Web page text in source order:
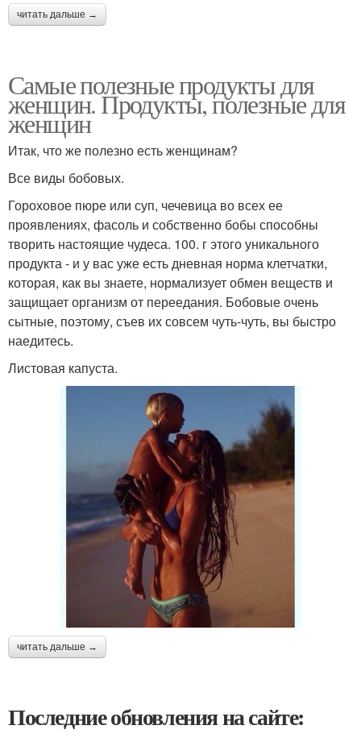
читать дальше →
Самые полезные продукты для
женщин. Продукты, полезные для
женщин
Итак, что же полезно есть женщинам?
Все виды бобовых.
Гороховое пюре или суп, чечевица во всех ее
проявлениях, фасоль и собственно бобы способны
творить настоящие чудеса. 100. г этого уникального
продукта - и у вас уже есть дневная норма клетчатки,
которая, как вы знаете, нормализует обмен веществ и
защищает организм от переедания. Бобовые очень
сытные, поэтому, съев их совсем чуть-чуть, вы быстро
наедитесь.
Листовая капуста.
читать дальше →
Последние обновления на сайте: